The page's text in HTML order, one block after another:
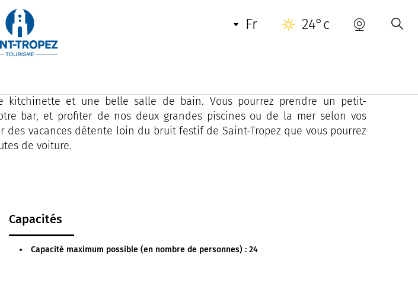
fr 24°c
de la pinède à deux minutes en voiture de la crique de l’Escalet et 5
baie de Pampelonne.
kitchinette et une belle salle de bain. Vous pourrez prendre un petit-
bar, et profiter de nos deux grandes piscines ou de la mer selon vos
des vacances détente loin du bruit festif de Saint-Tropez que vous pourrez
de voiture.
Capacités
Capacité maximum possible (en nombre de personnes) : 24